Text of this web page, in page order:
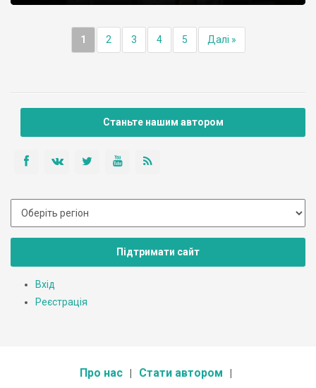
1 2 3 4 5 Далі »
Станьте нашим автором
Підтримати сайт
Вхід
Реєстрація
Про нас Стати автором